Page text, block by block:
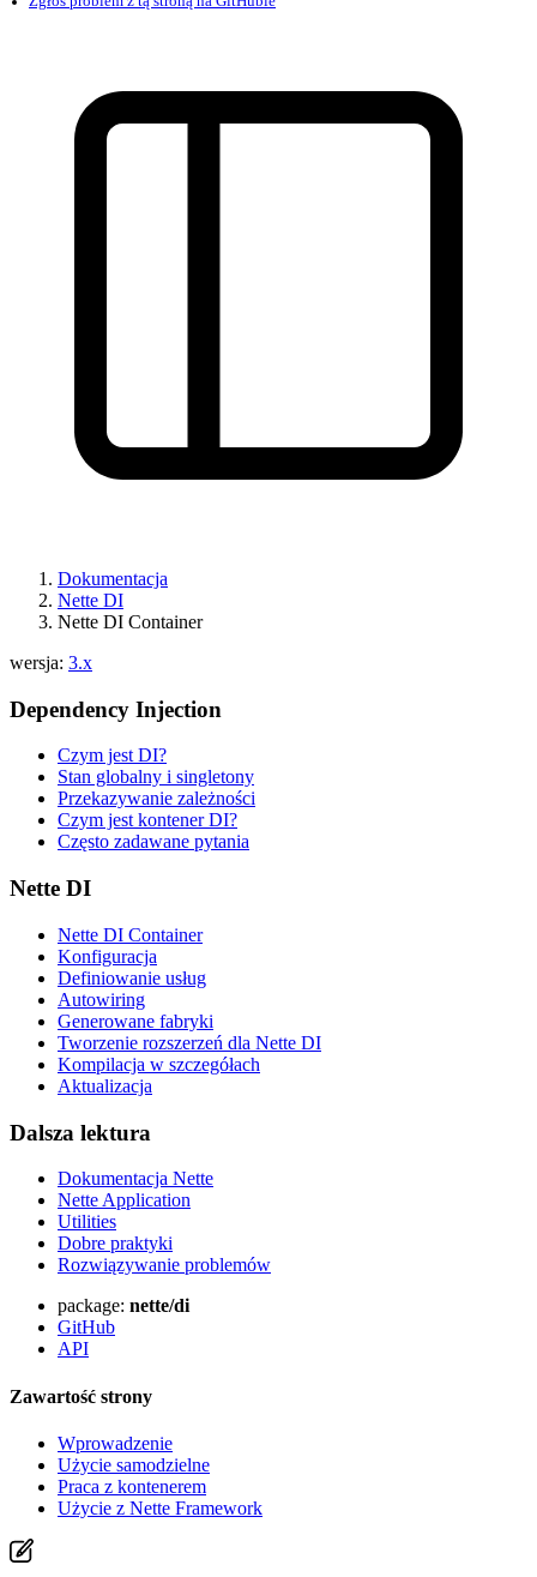
Znalazłeś/aś problem na tej stronie?
Pokaż na GitHubie
Otwórz podgląd
Zgłoś problem z tą stroną na GitHubie
Dokumentacja
Nette DI
Nette DI Container
wersja: 3.x
Dependency Injection
Czym jest DI?
Stan globalny i singletony
Przekazywanie zależności
Czym jest kontener DI?
Często zadawane pytania
Nette DI
Nette DI Container
Konfiguracja
Definiowanie usług
Autowiring
Generowane fabryki
Tworzenie rozszerzeń dla Nette DI
Kompilacja w szczegółach
Aktualizacja
Dalsza lektura
Dokumentacja Nette
Nette Application
Utilities
Dobre praktyki
Rozwiązywanie problemów
package: nette/di
GitHub
API
Zawartość strony
Wprowadzenie
Użycie samodzielne
Praca z kontenerem
Użycie z Nette Framework